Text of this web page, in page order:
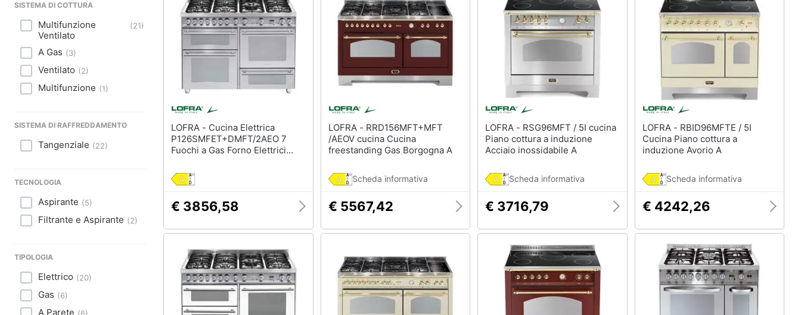
SISTEMA DI COTTURA
Multifunzione
Ventilato
(21)
A Gas (3)
Ventilato (2)
Multifunzione (1)
SISTEMA DI RAFFREDDAMENTO
Tangenziale (22)
TECNOLOGIA
Aspirante (5)
Filtrante e Aspirante (2)
TIPOLOGIA
Elettrico (20)
Gas (6)
A Parete
LOFRA - Cucina Elettrica
P126SMFET+DMFT/2AEO 7
Fuochi a Gas Forno Elettrici
90 cm Colore Acciaio
Inossidabile
€ 3856,58
LOFRA - RRD156MFT+MFT
/AEOV cucina Cucina
freestanding Gas Borgogna A
Scheda informativa
€ 5567,42
LOFRA - RSG96MFT / 5I cucina
Piano cottura a induzione
Acciaio inossidabile A
Scheda informativa
€ 3716,79
LOFRA - RBID96MFTE / 5I
Cucina Piano cottura a
induzione Avorio A
Scheda informativa
€ 4242,26